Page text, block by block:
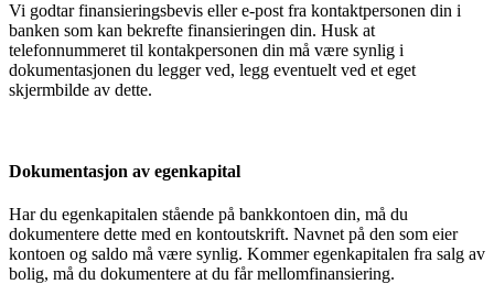
Vi godtar finansieringsbevis eller e-post fra kontaktpersonen din i
banken som kan bekrefte finansieringen din. Husk at
telefonnummeret til kontakpersonen din må være synlig i
dokumentasjonen du legger ved, legg eventuelt ved et eget
skjermbilde av dette.
Dokumentasjon av egenkapital
Har du egenkapitalen stående på bankkontoen din, må du
dokumentere dette med en kontoutskrift. Navnet på den som eier
kontoen og saldo må være synlig. Kommer egenkapitalen fra salg av
bolig, må du dokumentere at du får mellomfinansiering.